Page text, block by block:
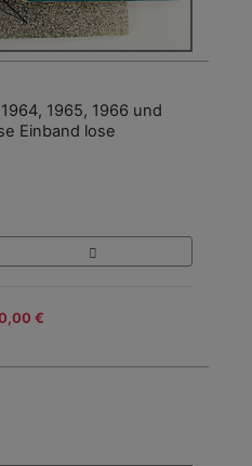
1965, 1966 und
Einband lose
€